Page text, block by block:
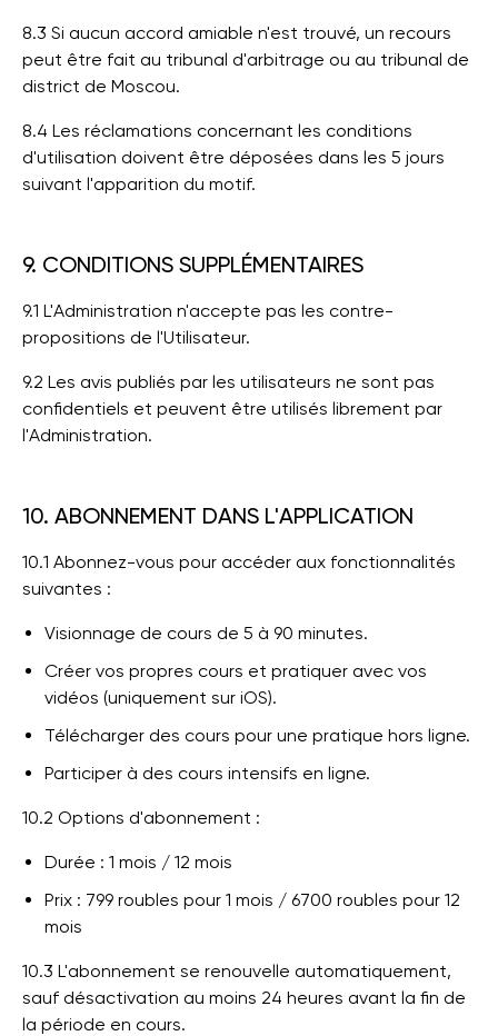
8.3 Si aucun accord amiable n'est trouvé, un recours
peut être fait au tribunal d'arbitrage ou au tribunal de
district de Moscou.
8.4 Les réclamations concernant les conditions
d'utilisation doivent être déposées dans les 5 jours
suivant l'apparition du motif.
9. CONDITIONS SUPPLÉMENTAIRES
9.1 L'Administration n'accepte pas les contre-
propositions de l'Utilisateur.
9.2 Les avis publiés par les utilisateurs ne sont pas
confidentiels et peuvent être utilisés librement par
l'Administration.
10. ABONNEMENT DANS L'APPLICATION
10.1 Abonnez-vous pour accéder aux fonctionnalités
suivantes :
Visionnage de cours de 5 à 90 minutes.
Créer vos propres cours et pratiquer avec vos
vidéos (uniquement sur iOS).
Télécharger des cours pour une pratique hors ligne.
Participer à des cours intensifs en ligne.
10.2 Options d'abonnement :
Durée : 1 mois / 12 mois
Prix : 799 roubles pour 1 mois / 6700 roubles pour 12
mois
10.3 L'abonnement se renouvelle automatiquement,
sauf désactivation au moins 24 heures avant la fin de
la période en cours.